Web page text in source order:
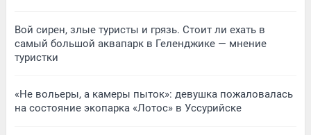
Вой сирен, злые туристы и грязь. Стоит ли ехать в
самый большой аквапарк в Геленджике — мнение
туристки
«Не вольеры, а камеры пыток»: девушка пожаловалась
на состояние экопарка «Лотос» в Уссурийске